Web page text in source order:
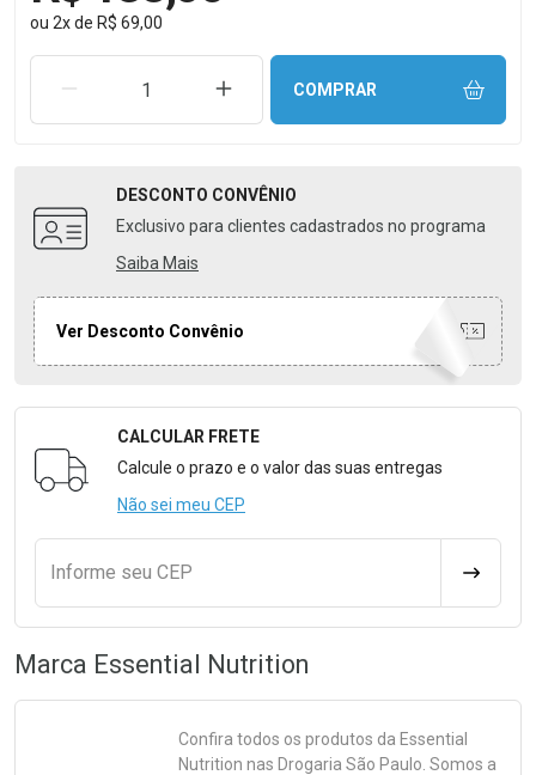
ou 2xde R$ 69,00
REMOVER UMA UNIDADEAUMENTAR UMA UNIDADE
COMPRAR
DESCONTO CONVÊNIO
Exclusivo para clientes cadastrados no programa
Saiba Mais
Ver Desconto Convênio
Formulário para Calcular o Frete
CALCULAR FRETE
Calcule o prazo e o valor das suas entregas
Não sei meu CEP
Informe seu CEP
Marca Essential Nutrition
Confira todos os produtos da Essential
Nutrition nas Drogaria São Paulo. Somos a